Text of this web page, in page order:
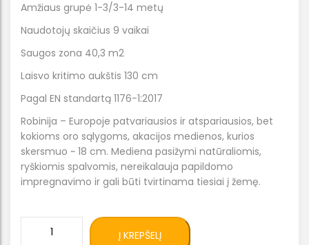
Amžiaus grupė 1-3/3-14 metų
Naudotojų skaičius 9 vaikai
Saugos zona 40,3 m2
Laisvo kritimo aukštis 130 cm
Pagal EN standartą 1176-1:2017
Robinija – Europoje patvariausios ir atspariausios, bet
kokioms oro sąlygoms, akacijos medienos, kurios
skersmuo ~ 18 cm. Mediena pasižymi natūraliomis,
ryškiomis spalvomis, nereikalauja papildomo
impregnavimo ir gali būti tvirtinama tiesiai į žemę.
Į KREPŠELĮ